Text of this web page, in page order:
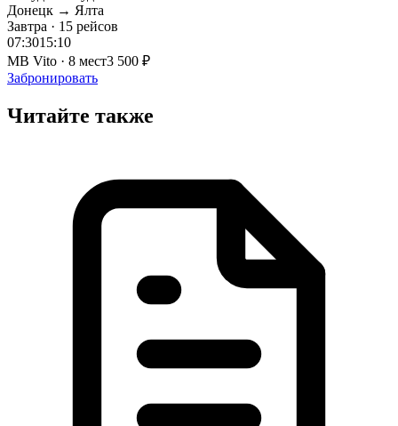
Донецк → Ялта
Завтра · 15 рейсов
07:3015:10
MB Vito · 8 мест3 500 ₽
Забронировать
Читайте также